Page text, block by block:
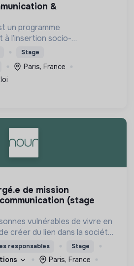
un programme
à l’insertion socio-
personnes bénéficiaires de la
(BPI) dans les territoires
Stage
Paris, France
(stage
vulnérables de vivre en
créer du lien dans la société
physiques conviviales et
responsables Stage
Paris, France